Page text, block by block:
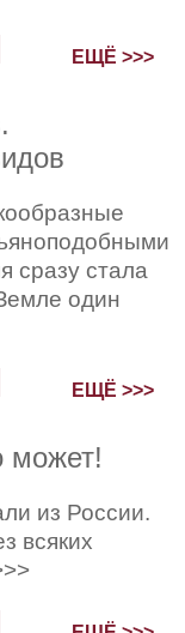
ЕЩЁ >>>
сразу стала
один
ЕЩЁ >>>
может!
из России.
всяких